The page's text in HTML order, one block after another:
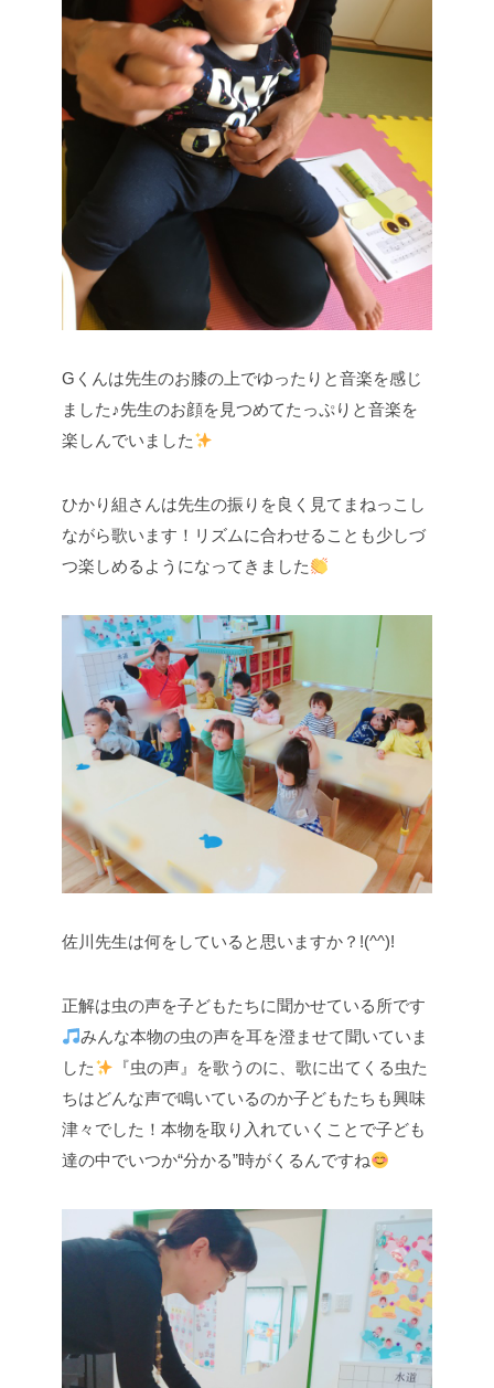
Gくんは先生のお膝の上でゆったりと音楽を感じ
ました♪先生のお顔を見つめてたっぷりと音楽を
楽しんでいました
ひかり組さんは先生の振りを良く見てまねっこし
ながら歌います！リズムに合わせることも少しづ
つ楽しめるようになってきました
佐川先生は何をしていると思いますか？!(^^)!
正解は虫の声を子どもたちに聞かせている所です
みんな本物の虫の声を耳を澄ませて聞いていま
した
『虫の声』を歌うのに、歌に出てくる虫た
ちはどんな声で鳴いているのか子どもたちも興味
津々でした！本物を取り入れていくことで子ども
達の中でいつか“分かる”時がくるんですね